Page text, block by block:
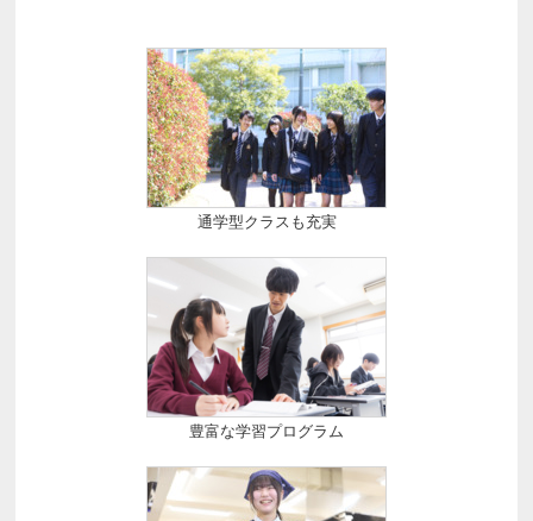
通学型クラスも充実
豊富な学習プログラム